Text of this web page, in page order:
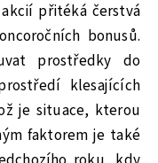
přitéká čerstvá
bonusů.
prostředky do
klesajících
je situace, kterou
faktorem je také